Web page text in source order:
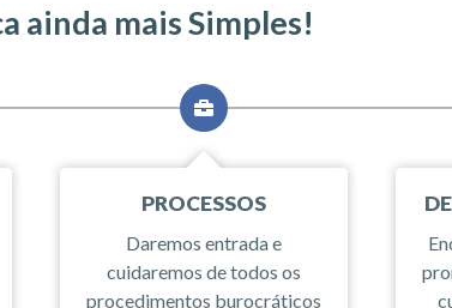
ainda mais Simples!
PROCESSOS
Daremos entrada e
cuidaremos de todos os
procedimentos burocráticos